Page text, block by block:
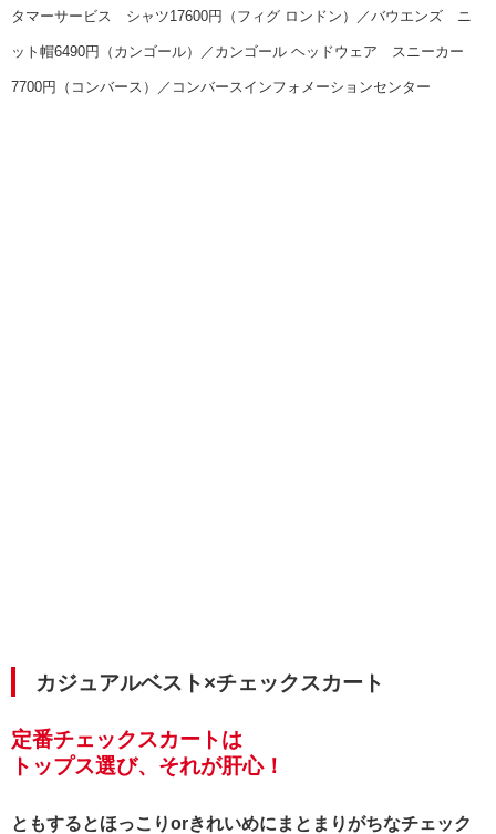
タマーサービス シャツ17600円（フィグ ロンドン）／バウエンズ ニ
ット帽6490円（カンゴール）／カンゴール ヘッドウェア スニーカー
7700円（コンバース）／コンバースインフォメーションセンター
カジュアルベスト×チェックスカート
定番チェックスカートは
トップス選び、それが肝心！
ともするとほっこりorきれいめにまとまりがちなチェック